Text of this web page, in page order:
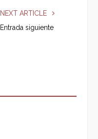
e
g
e
NEXT ARTICLE
Entrada siguiente